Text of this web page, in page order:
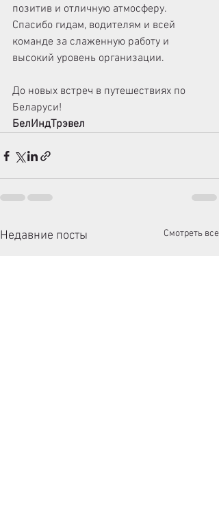
позитив и отличную атмосферу.
Спасибо гидам, водителям и всей
команде за слаженную работу и
высокий уровень организации.
До новых встреч в путешествиях по
Беларуси!
БелИндТрэвел
Недавние посты Смотреть все